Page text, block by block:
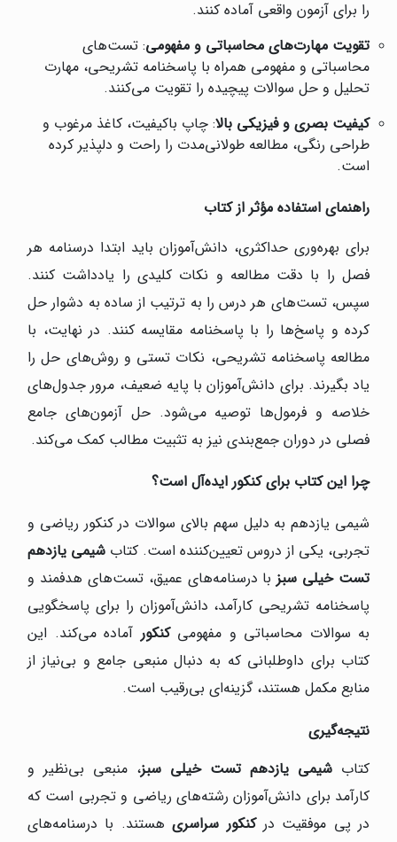
را برای آزمون واقعی آماده کنند.
تقویت مهارت‌های محاسباتی و مفهومی: تست‌های
محاسباتی و مفهومی همراه با پاسخنامه تشریحی، مهارت
تحلیل و حل سوالات پیچیده را تقویت می‌کنند.
کیفیت بصری و فیزیکی بالا: چاپ باکیفیت، کاغذ مرغوب و
طراحی رنگی، مطالعه طولانی‌مدت را راحت و دلپذیر کرده
است.
راهنمای استفاده مؤثر از کتاب
برای بهره‌وری حداکثری، دانش‌آموزان باید ابتدا درسنامه هر
فصل را با دقت مطالعه و نکات کلیدی را یادداشت کنند.
سپس، تست‌های هر درس را به ترتیب از ساده به دشوار حل
کرده و پاسخ‌ها را با پاسخنامه مقایسه کنند. در نهایت، با
مطالعه پاسخنامه تشریحی، نکات تستی و روش‌های حل را
یاد بگیرند. برای دانش‌آموزان با پایه ضعیف، مرور جدول‌های
خلاصه و فرمول‌ها توصیه می‌شود. حل آزمون‌های جامع
فصلی در دوران جمع‌بندی نیز به تثبیت مطالب کمک می‌کند.
چرا این کتاب برای کنکور ایده‌آل است؟
شیمی یازدهم به دلیل سهم بالای سوالات در کنکور ریاضی و
تجربی، یکی از دروس تعیین‌کننده است. کتاب شیمی یازدهم
تست خیلی سبز با درسنامه‌های عمیق، تست‌های هدفمند و
پاسخنامه تشریحی کارآمد، دانش‌آموزان را برای پاسخگویی
به سوالات محاسباتی و مفهومیکنکور آماده می‌کند. این
کتاب برای داوطلبانی که به دنبال منبعی جامع و بی‌نیاز از
منابع مکمل هستند، گزینه‌ای بی‌رقیب است.
نتیجه‌گیری
کتاب شیمی یازدهم تست خیلی سبز، منبعی بی‌نظیر و
کارآمد برای دانش‌آموزان رشته‌های ریاضی و تجربی است که
در پی موفقیت درکنکور سراسریهستند. با درسنامه‌های